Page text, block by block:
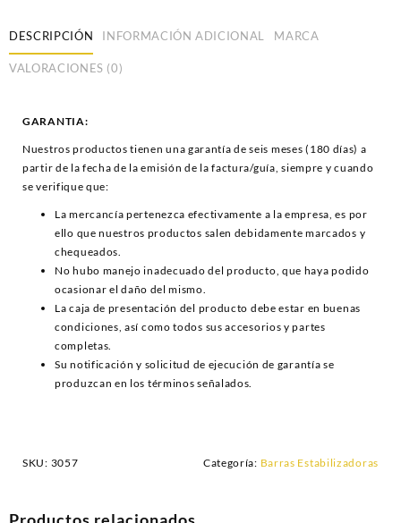
DESCRIPCIÓN INFORMACIÓN ADICIONAL MARCA
VALORACIONES (0)
GARANTIA:
Nuestros productos tienen una garantía de seis meses (180 días) a
partir de la fecha de la emisión de la factura/guía, siempre y cuando
se verifique que:
La mercancía pertenezca efectivamente a la empresa, es por
ello que nuestros productos salen debidamente marcados y
chequeados.
No hubo manejo inadecuado del producto, que haya podido
ocasionar el daño del mismo.
La caja de presentación del producto debe estar en buenas
condiciones, así como todos sus accesorios y partes
completas.
Su notificación y solicitud de ejecución de garantía se
produzcan en los términos señalados.
SKU: 3057 Categoría: Barras Estabilizadoras